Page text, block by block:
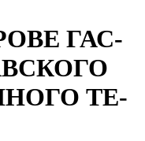
ГАС­
ТЕ­